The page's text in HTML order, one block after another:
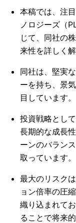
本稿では、注
ノロジーズ（
じて、同社の
来性を詳しく
同社は、堅実
ーを持ち、景
目しています。
投資戦略とし
長期的な成長
ーンのバラン
取っています。
最大のリスク
ョン倍率の圧
織り込まれて
ることで将来